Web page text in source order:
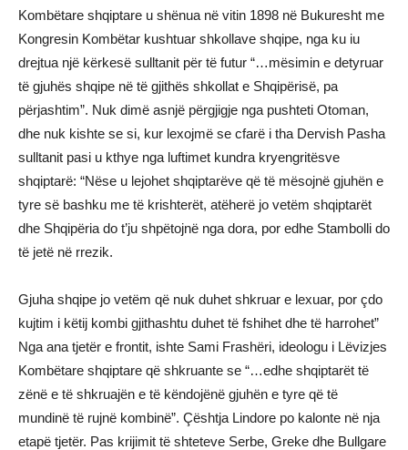
Kombëtare shqiptare u shënua në vitin 1898 në Bukuresht me
Kongresin Kombëtar kushtuar shkollave shqipe, nga ku iu
drejtua një kërkesë sulltanit për të futur “…mësimin e detyruar
të gjuhës shqipe në të gjithës shkollat e Shqipërisë, pa
përjashtim”. Nuk dimë asnjë përgjigje nga pushteti Otoman,
dhe nuk kishte se si, kur lexojmë se cfarë i tha Dervish Pasha
sulltanit pasi u kthye nga luftimet kundra kryengritësve
shqiptarë: “Nëse u lejohet shqiptarëve që të mësojnë gjuhën e
tyre së bashku me të krishterët, atëherë jo vetëm shqiptarët
dhe Shqipëria do t’ju shpëtojnë nga dora, por edhe Stambolli do
të jetë në rrezik.
Gjuha shqipe jo vetëm që nuk duhet shkruar e lexuar, por çdo
kujtim i këtij kombi gjithashtu duhet të fshihet dhe të harrohet”
Nga ana tjetër e frontit, ishte Sami Frashëri, ideologu i Lëvizjes
Kombëtare shqiptare që shkruante se “…edhe shqiptarët të
zënë e të shkruajën e të këndojënë gjuhën e tyre që të
mundinë të rujnë kombinë”. Çështja Lindore po kalonte në nja
etapë tjetër. Pas krijimit të shteteve Serbe, Greke dhe Bullgare